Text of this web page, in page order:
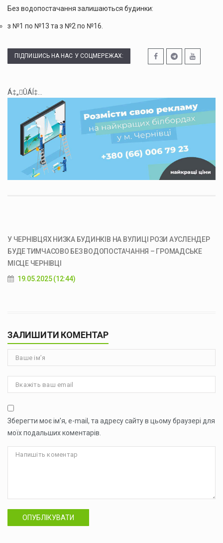
Без водопостачання залишаються будинки:
з №1 по №13 та з №2 по №16.
ПІДПИШИСЬ НА НАС У СОЦМЕРЕЖАХ:
Á‡„ÛÁÍ‡...
У ЧЕРНІВЦЯХ НИЗКА БУДИНКІВ НА ВУЛИЦІ РОЗИ АУСЛЕНДЕР
БУДЕ ТИМЧАСОВО БЕЗ ВОДОПОСТАЧАННЯ – ГРОМАДСЬКЕ
МІСЦЕ ЧЕРНІВЦІ
19.05.2025 (12:44)
ЗАЛИШИТИ КОМЕНТАР
Зберегти моє ім'я, e-mail, та адресу сайту в цьому браузері для
моїх подальших коментарів.
ОПУБЛІКУВАТИ